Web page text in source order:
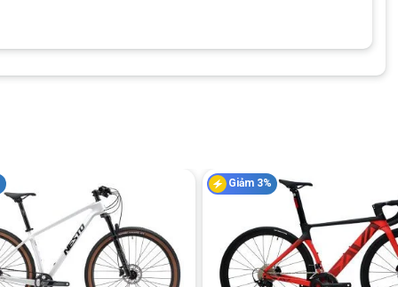
lắp kín tạo sựtinh tếcho sản phẩm
khóa phuộc, mang đến độ cân bằng đặc biệt khi di chuyển trên
Giảm 3%